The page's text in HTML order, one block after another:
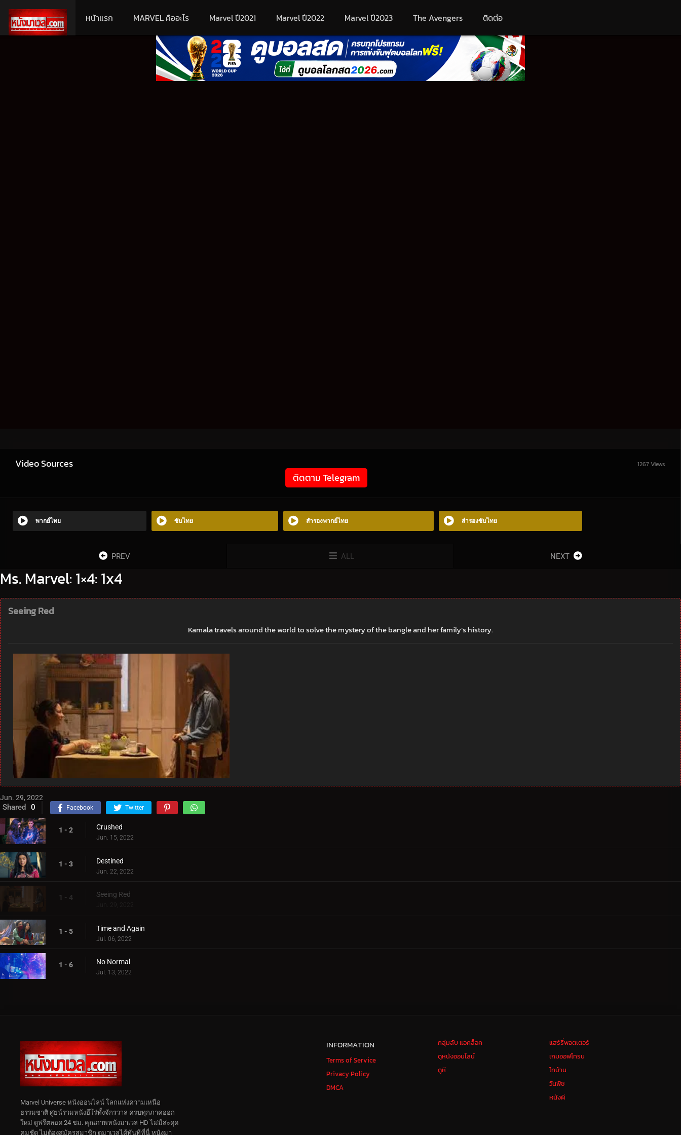
หน้าแรก MARVEL คืออะไร Marvel ปี2021 Marvel ปี2022 Marvel ปี2023 The Avengers ติดต่อ
Video Sources 1267 Views
ติดตาม Telegram
พากย์ไทย ซับไทย สำรองพากย์ไทย สำรองซับไทย
PREV ALL NEXT
Ms. Marvel: 1×4: 1x4
Seeing Red
Kamala travels around the world to solve the mystery of the bangle and her family’s history.
Jun. 29, 2022
Shared 0 Facebook Twitter
1 - 2 Crushed
Jun. 15, 2022
1 - 3 Destined
Jun. 22, 2022
1 - 4 Seeing Red
Jun. 29, 2022
1 - 5 Time and Again
Jul. 06, 2022
1 - 6 No Normal
Jul. 13, 2022
INFORMATION
Terms of Service
Privacy Policy
DMCA
กลุ่มลับ แอคล็อค
ดูหนังออนไลน์
ดูหี
แฮร์รี่พอตเตอร์
เกมออฟโทรน
ไทบ้าน
วันพีช
หนังผี
Marvel Universe หนังออนไลน์ โลกแห่งความเหนือ
ธรรมชาติ ศูยน์รวมหนังฮีโร่ทั้งจักรวาล ครบทุกภาคออก
ใหม่ ดูฟรีตลอด 24 ชม. คุณภาพหนังมาเวล HD ไม่มีสะดุด
คมชัด ไม่ต้องสมัครสมาชิก ดูมาเวลได้ทันทีที่นี่ หนังมา